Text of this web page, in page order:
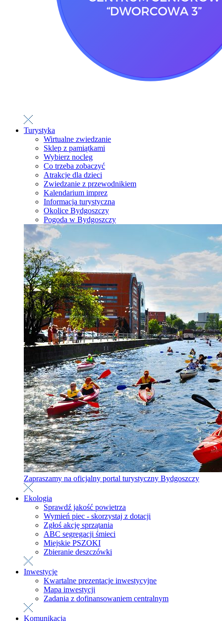
Turystyka
Wirtualne zwiedzanie
Sklep z pamiątkami
Wybierz nocleg
Co trzeba zobaczyć
Atrakcje dla dzieci
Zwiedzanie z przewodnikiem
Kalendarium imprez
Informacja turystyczna
Okolice Bydgoszczy
Pogoda w Bydgoszczy
Zapraszamy na oficjalny portal turystyczny Bydgoszczy
Ekologia
Sprawdź jakość powietrza
Wymień piec - skorzystaj z dotacji
Zgłoś akcję sprzątania
ABC segregacji śmieci
Miejskie PSZOKI
Zbieranie deszczówki
Inwestycje
Kwartalne prezentacje inwestycyjne
Mapa inwestycji
Zadania z dofinansowaniem centralnym
Komunikacja